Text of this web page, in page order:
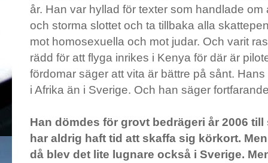
år. Han var hyllad för texter som handlade
och storma slottet och ta tillbaka alla
mot homosexuella och mot judar. Och varit
rädd för att flyga inrikes i Kenya för där är
fördomar säger att vita är bättre på sånt.
i Afrika än i Sverige. Och han säger
Han dömdes för grovt bedrägeri år 2006
har aldrig haft tid att skaffa sig körkort.
då blev det lite lugnare också i Sverige.